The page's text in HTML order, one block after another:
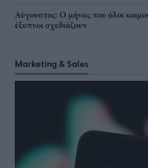
Αύγουστος: Ο μήνας που όλοι
έξυπνοι σχεδιάζουν
Marketing & Sales